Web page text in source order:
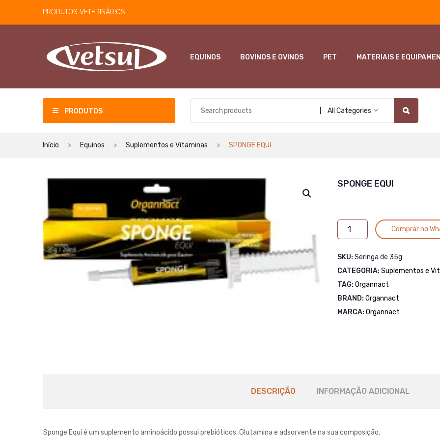
PRODUTOS VETERINÁRIOS
EQUINOS BOVINOS E OVINOS PET MATERIAIS E
PRODUTOS All Categories
Início Equinos Suplementos e Vitaminas SPONGE EQUI
SPONGE EQUI
SPONGE
EQUI
Comprar no
SKU: Seringa de 35g
CATEGORIA: Suplementos e
TAG: Organnact
BRAND: Organnact
MARCA: Organnact
DESCRIÇÃO INFORMAÇÃO ADICIONAL
Sponge Equi é um suplemento aminoácido possui prebióticos, Glutamina e adsorvente na sua composição.